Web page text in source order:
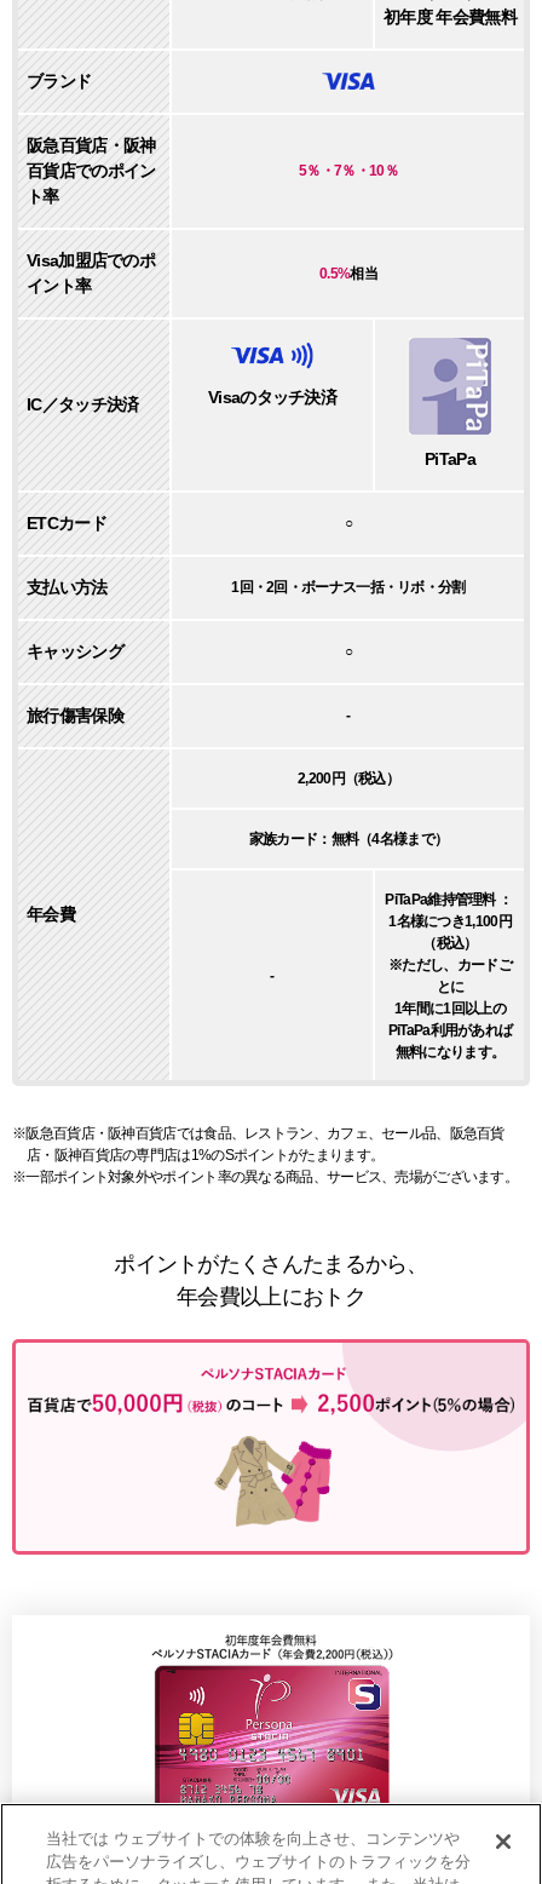
初年度 年会費無料
ブランド
阪急百貨店・阪神
百貨店でのポイン
ト率
5％・7％・10％
Visa加盟店でのポ
イント率
0.5%相当
IC／タッチ決済 Visaのタッチ決済
PiTaPa
ETCカード ○
支払い方法 1回・2回・ボーナス一括・リボ・分割
キャッシング ○
旅行傷害保険 -
年会費
2,200円（税込）
家族カード：無料（4名様まで）
-
PiTaPa維持管理料 ：
1名様につき1,100円
（税込）
※ただし、カードご
とに
1年間に1回以上の
PiTaPa利用があれば
無料になります。
※阪急百貨店・阪神百貨店では食品、レストラン、カフェ、セール品、阪急百貨
店・阪神百貨店の専門店は1%のSポイントがたまります。
※一部ポイント対象外やポイント率の異なる商品、サービス、売場がございます。
ポイントがたくさんたまるから、
年会費以上におトク
ペルソナSTACIAカードはクレジットカードです。審査により、ご入会
当社では ウェブサイトでの体験を向上させ、コンテンツや
広告をパーソナライズし、ウェブサイトのトラフィックを分